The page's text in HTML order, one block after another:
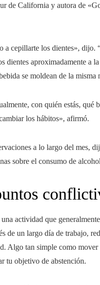
de California y autora de
a cepillarte los dientes»,
dientes aproximadamente a
se moldean de la misma
con quién estás, qué
los hábitos», afirmó.
a lo largo del mes,
sobre el consumo de
actividad que
de un largo día de trabajo,
Algo tan simple como
tu objetivo de abstención.